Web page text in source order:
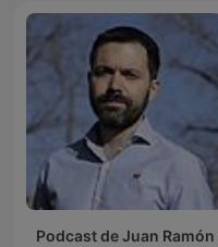
Podcast de Juan Ramón